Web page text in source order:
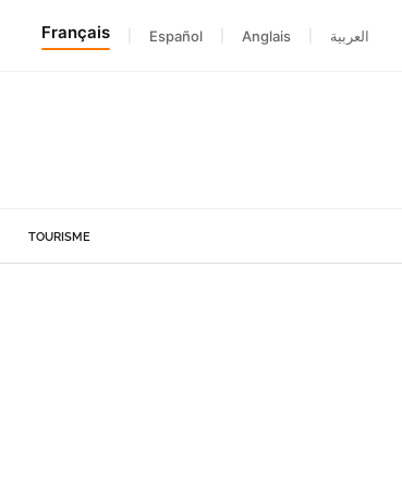
Français Español Anglais العربية
TOURISME